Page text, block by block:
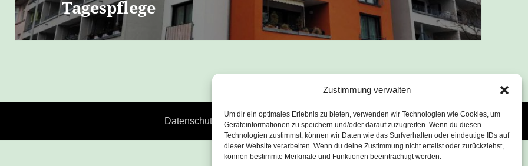
Zustimmung verwalten
Um dir ein optimales Erlebnis zu bieten, verwenden wir Technologien wie Cookies, um
Geräteinformationen zu speichern und/oder darauf zuzugreifen. Wenn du diesen
Technologien zustimmst, können wir Daten wie das Surfverhalten oder eindeutige IDs auf
dieser Website verarbeiten. Wenn du deine Zustimmung nicht erteilst oder zurückziehst,
können bestimmte Merkmale und Funktionen beeinträchtigt werden.
Beitrag:
Tagespflege
Datenschutz Stolz präsentiert von WordPress